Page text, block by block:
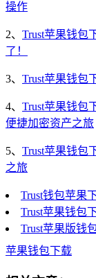
操作
2、 Trust苹果钱包
了！
3、 Trust苹果钱包
4、 Trust苹果钱包
便捷加密资产之旅
5、 Trust苹果钱包
之旅
Trust钱包苹果
Trust苹果钱包
Trust苹果版钱
苹果钱包下载